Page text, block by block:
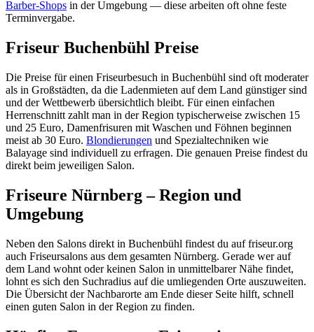
Barber-Shops in der Umgebung — diese arbeiten oft ohne feste
Terminvergabe.
Friseur Buchenbühl Preise
Die Preise für einen Friseurbesuch in Buchenbühl sind oft moderater
als in Großstädten, da die Ladenmieten auf dem Land günstiger sind
und der Wettbewerb übersichtlich bleibt. Für einen einfachen
Herrenschnitt zahlt man in der Region typischerweise zwischen 15
und 25 Euro, Damenfrisuren mit Waschen und Föhnen beginnen
meist ab 30 Euro. Blondierungen und Spezialtechniken wie
Balayage sind individuell zu erfragen. Die genauen Preise findest du
direkt beim jeweiligen Salon.
Friseure Nürnberg – Region und
Umgebung
Neben den Salons direkt in Buchenbühl findest du auf friseur.org
auch Friseursalons aus dem gesamten Nürnberg. Gerade wer auf
dem Land wohnt oder keinen Salon in unmittelbarer Nähe findet,
lohnt es sich den Suchradius auf die umliegenden Orte auszuweiten.
Die Übersicht der Nachbarorte am Ende dieser Seite hilft, schnell
einen guten Salon in der Region zu finden.